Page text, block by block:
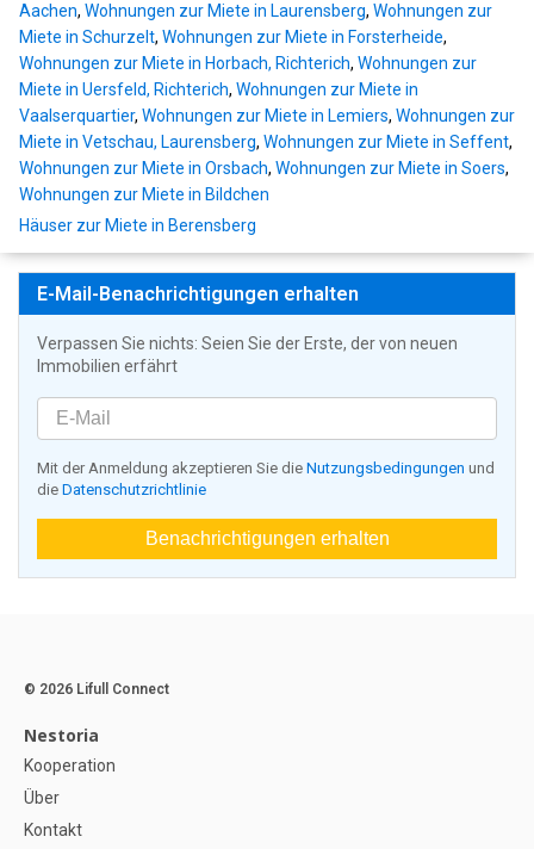
Aachen, Wohnungen zur Miete in Laurensberg, Wohnungen zur
Miete in Schurzelt, Wohnungen zur Miete in Forsterheide,
Wohnungen zur Miete in Horbach, Richterich, Wohnungen zur
Miete in Uersfeld, Richterich, Wohnungen zur Miete in
Vaalserquartier, Wohnungen zur Miete in Lemiers, Wohnungen zur
Miete in Vetschau, Laurensberg, Wohnungen zur Miete in Seffent,
Wohnungen zur Miete in Orsbach, Wohnungen zur Miete in Soers,
Wohnungen zur Miete in Bildchen
Häuser zur Miete in Berensberg
E-Mail-Benachrichtigungen erhalten
Verpassen Sie nichts: Seien Sie der Erste, der von neuen
Immobilien erfährt
Mit der Anmeldung akzeptieren Sie die Nutzungsbedingungen und
die Datenschutzrichtlinie
Benachrichtigungen erhalten
© 2026 Lifull Connect
Nestoria
Kooperation
Über
Kontakt